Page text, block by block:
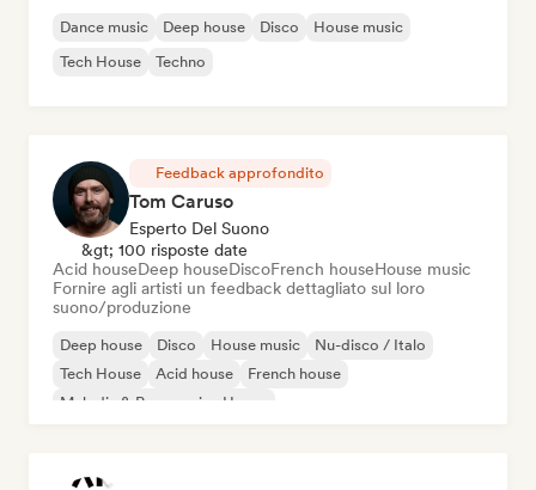
Dance music Deep house Disco
House music
Tech House
Techno
Feedback approfondito
Tom Caruso
Esperto Del Suono
&gt; 100 risposte date
Acid houseDeep houseDiscoFrench houseHouse music
Fornire agli artisti un feedback dettagliato sul loro
suono/produzione
Deep house Disco House music
Nu-disco / Italo
Tech House
Acid house
French house
Melodic & Progressive House